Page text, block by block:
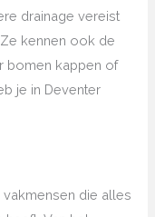
drainage vereist
kennen ook de
bomen kappen of
je in Deventer
die alles